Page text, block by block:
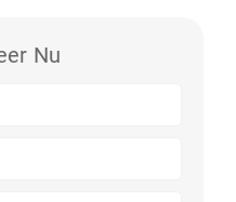
Nu